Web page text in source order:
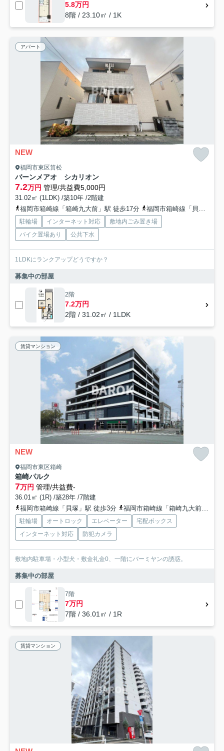
5.8万円
8階 / 23.10㎡ / 1K
アパート
NEW
福岡市東区筥松
バーンメアオ シカリオン
7.2万円 管理/共益費5,000円
31.02㎡ (1LDK) /築10年 /2階建
福岡市箱崎線「箱崎九大前」駅 徒歩17分
福岡市箱崎線「貝塚」駅 徒歩13分
駐輪場 インターネット対応
敷地内ごみ置き場
バイク置場あり
公共下水
1LDKにランクアップどうですか？
募集中の部屋
2階
7.2万円
2階 / 31.02㎡ / 1LDK
賃貸マンション
NEW
福岡市東区箱崎
箱崎パルク
7万円 管理/共益費-
36.01㎡ (1R) /築28年 /7階建
福岡市箱崎線「貝塚」駅 徒歩3分
福岡市箱崎線「箱崎九大前」駅 徒歩15分
駐輪場 オートロック エレベーター
宅配ボックス
インターネット対応
防犯カメラ
敷地内駐車場・小型犬・敷金礼金0、一階にバーミヤンの誘惑。
募集中の部屋
7階
7万円
7階 / 36.01㎡ / 1R
賃貸マンション